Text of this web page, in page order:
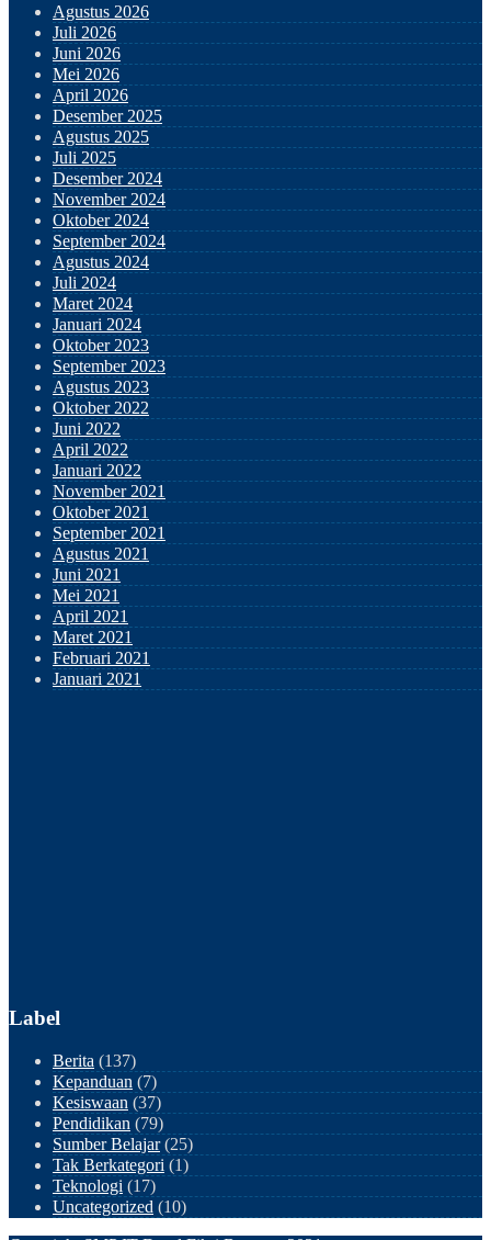
Agustus 2026
Juli 2026
Juni 2026
Mei 2026
April 2026
Desember 2025
Agustus 2025
Juli 2025
Desember 2024
November 2024
Oktober 2024
September 2024
Agustus 2024
Juli 2024
Maret 2024
Januari 2024
Oktober 2023
September 2023
Agustus 2023
Oktober 2022
Juni 2022
April 2022
Januari 2022
November 2021
Oktober 2021
September 2021
Agustus 2021
Juni 2021
Mei 2021
April 2021
Maret 2021
Februari 2021
Januari 2021
Label
Berita (137)
Kepanduan (7)
Kesiswaan (37)
Pendidikan (79)
Sumber Belajar(25)
Tak Berkategori (1)
Teknologi (17)
Uncategorized (10)